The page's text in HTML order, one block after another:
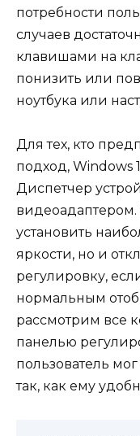
потребности
случаев
клавишами на
понизить или
ноутбука или
Для тех, кто
подход, Windows
Диспетчер
видеоадаптером.
установить
яркости, но и
регулировку,
нормальным
рассмотрим все
панелью
пользователь
так, как ему